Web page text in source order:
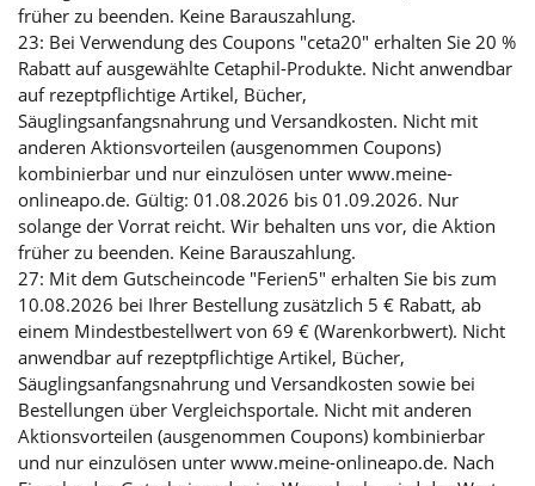
früher zu beenden. Keine Barauszahlung.
23: Bei Verwendung des Coupons "ceta20" erhalten Sie 20 %
Rabatt auf ausgewählte Cetaphil-Produkte. Nicht anwendbar
auf rezeptpflichtige Artikel, Bücher,
Säuglingsanfangsnahrung und Versandkosten. Nicht mit
anderen Aktionsvorteilen (ausgenommen Coupons)
kombinierbar und nur einzulösen unter www.meine-
onlineapo.de. Gültig: 01.08.2026 bis 01.09.2026. Nur
solange der Vorrat reicht. Wir behalten uns vor, die Aktion
früher zu beenden. Keine Barauszahlung.
27: Mit dem Gutscheincode "Ferien5" erhalten Sie bis zum
10.08.2026 bei Ihrer Bestellung zusätzlich 5 € Rabatt, ab
einem Mindestbestellwert von 69 € (Warenkorbwert). Nicht
anwendbar auf rezeptpflichtige Artikel, Bücher,
Säuglingsanfangsnahrung und Versandkosten sowie bei
Bestellungen über Vergleichsportale. Nicht mit anderen
Aktionsvorteilen (ausgenommen Coupons) kombinierbar
und nur einzulösen unter www.meine-onlineapo.de. Nach